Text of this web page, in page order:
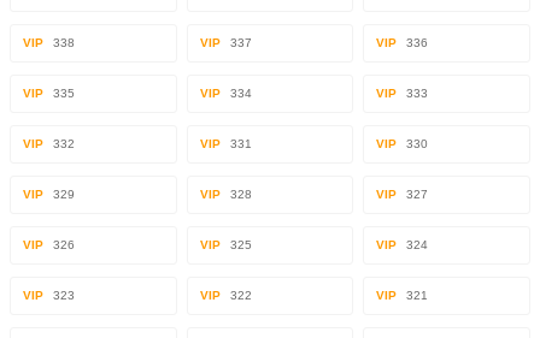
VIP 338 VIP 337 VIP 336
VIP 335 VIP 334 VIP 333
VIP 332 VIP 331 VIP 330
VIP 329 VIP 328 VIP 327
VIP 326 VIP 325 VIP 324
VIP 323 VIP 322 VIP 321